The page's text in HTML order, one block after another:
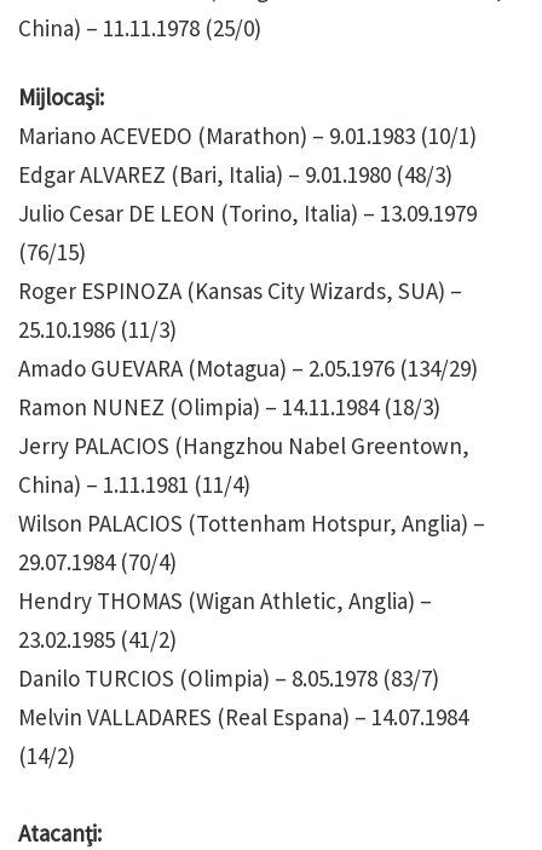
China) – 11.11.1978 (25/0)
Mijlocaşi:
Mariano ACEVEDO (Marathon) – 9.01.1983 (10/1)
Edgar ALVAREZ (Bari, Italia) – 9.01.1980 (48/3)
Julio Cesar DE LEON (Torino, Italia) – 13.09.1979
(76/15)
Roger ESPINOZA (Kansas City Wizards, SUA) –
25.10.1986 (11/3)
Amado GUEVARA (Motagua) – 2.05.1976 (134/29)
Ramon NUNEZ (Olimpia) – 14.11.1984 (18/3)
Jerry PALACIOS (Hangzhou Nabel Greentown,
China) – 1.11.1981 (11/4)
Wilson PALACIOS (Tottenham Hotspur, Anglia) –
29.07.1984 (70/4)
Hendry THOMAS (Wigan Athletic, Anglia) –
23.02.1985 (41/2)
Danilo TURCIOS (Olimpia) – 8.05.1978 (83/7)
Melvin VALLADARES (Real Espana) – 14.07.1984
(14/2)
Atacanţi: